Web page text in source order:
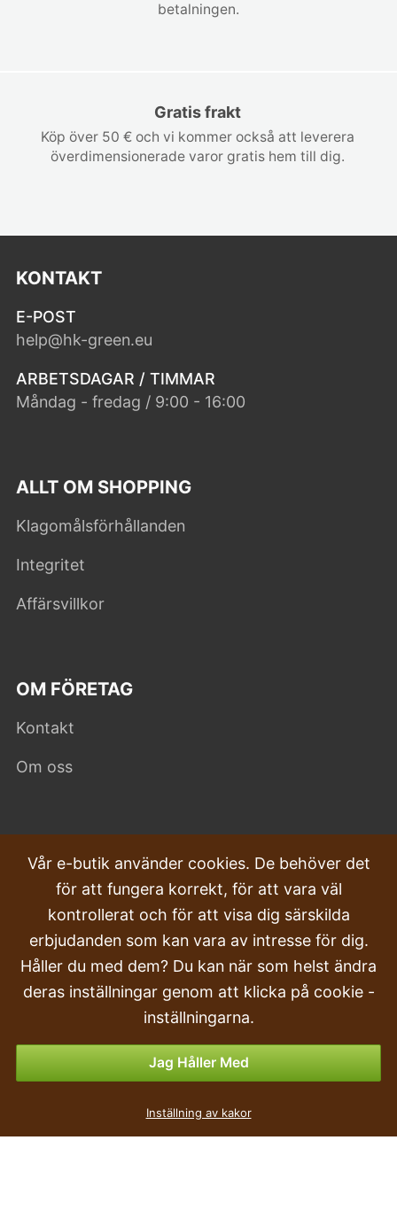
betalningen.
Gratis frakt
Köp över 50 € och vi kommer också att leverera
överdimensionerade varor gratis hem till dig.
KONTAKT
E-POST
help@hk-green.eu
ARBETSDAGAR / TIMMAR
Måndag - fredag / 9:00 - 16:00
ALLT OM SHOPPING
Klagomålsförhållanden
Integritet
Affärsvillkor
OM FÖRETAG
Kontakt
Om oss
VANLIGA FRÅGOR
Klagomål
Transport och leverans
Beställa
Returer & Återbetalningar
Betalningsalternativ
Vår e-butik använder cookies. De behöver det
för att fungera korrekt, för att vara väl
kontrollerat och för att visa dig särskilda
erbjudanden som kan vara av intresse för dig.
Håller du med dem? Du kan när som helst ändra
deras inställningar genom att klicka på cookie -
inställningarna.
Jag Håller Med
Inställning av kakor